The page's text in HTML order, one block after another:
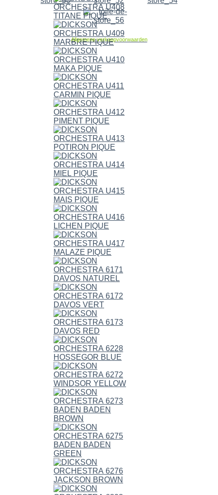
Allgemene verkoopvoorwaarden